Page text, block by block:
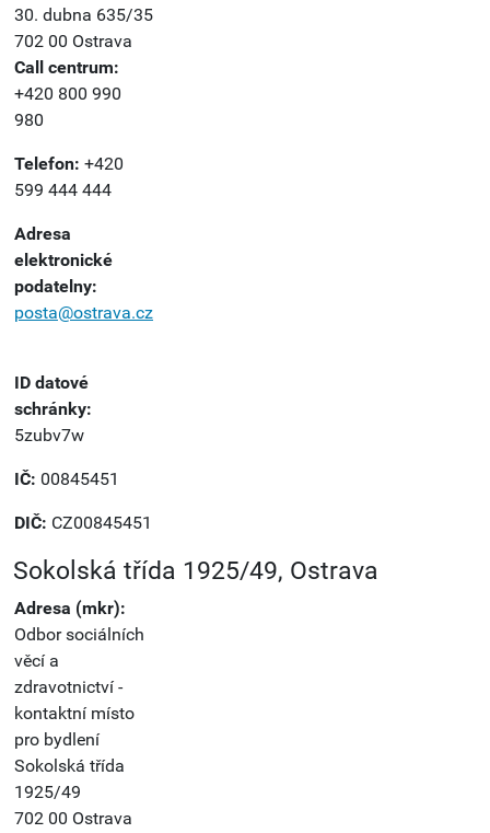
30. dubna 635/35
702 00 Ostrava
Call centrum:
+420 800 990
980
Telefon: +420
599 444 444
Adresa
elektronické
podatelny:
posta@ostrava.cz
ID datové
schránky:
5zubv7w
IČ: 00845451
DIČ: CZ00845451
Sokolská třída 1925/49, Ostrava
Adresa (mkr):
Odbor sociálních
věcí a
zdravotnictví -
kontaktní místo
pro bydlení
Sokolská třída
1925/49
702 00 Ostrava